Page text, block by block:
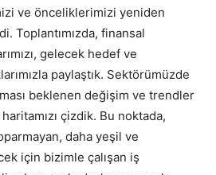
ve önceliklerimizi yeniden
Toplantımızda, finansal
gelecek hedef ve
paylaştık. Sektörümüzde
beklenen değişim ve trendler
çizdik. Bu noktada,
daha yeşil ve
için bizimle çalışan iş